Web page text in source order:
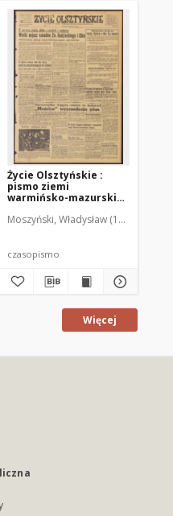
Red. Mroczkowski, Włodzimierz
Życie Olsztyńskie :
pismo ziemi
warmińsko-mazurskiej,
Moszyński, Władysław (1922-2001).
czasopismo
Więcej